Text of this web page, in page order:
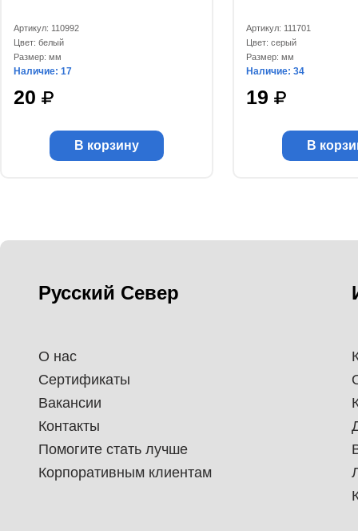
Артикул: 110992
Цвет: белый
Размер: мм
Наличие: 17
20
В корзину
Артикул: 111701
Цвет: серый
Размер: мм
Наличие: 34
19
В
Русский Север
О нас
Сертификаты
Вакансии
Контакты
Помогите стать лучше
Корпоративным клиентам